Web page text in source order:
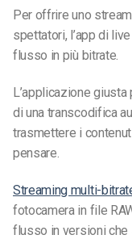
Per offrire uno
spettatori, l’app di
flusso in più bitrate.
L’applicazione
di una transcodifica
trasmettere i
pensare.
Streaming multi-
fotocamera in file
flusso in versioni che